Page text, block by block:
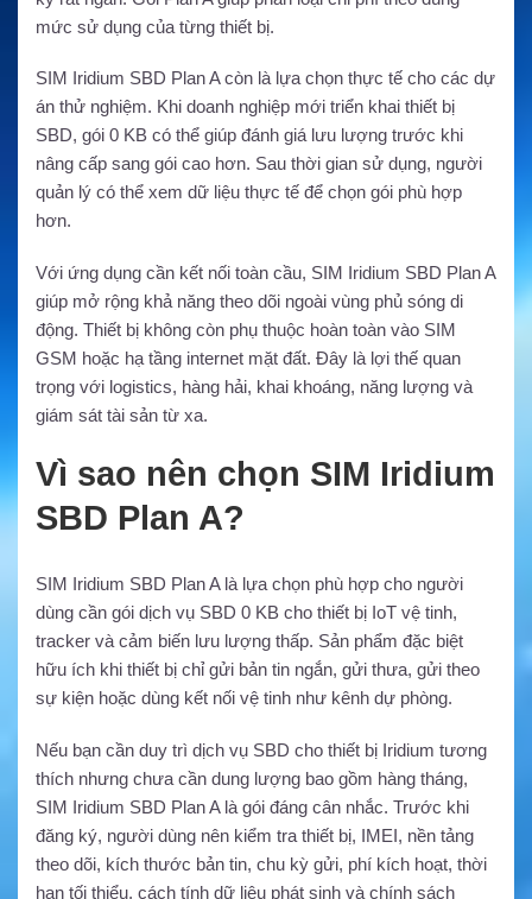
mức sử dụng của từng thiết bị.
SIM Iridium SBD Plan A còn là lựa chọn thực tế cho các dự
án thử nghiệm. Khi doanh nghiệp mới triển khai thiết bị
SBD, gói 0 KB có thể giúp đánh giá lưu lượng trước khi
nâng cấp sang gói cao hơn. Sau thời gian sử dụng, người
quản lý có thể xem dữ liệu thực tế để chọn gói phù hợp
hơn.
Với ứng dụng cần kết nối toàn cầu, SIM Iridium SBD Plan A
giúp mở rộng khả năng theo dõi ngoài vùng phủ sóng di
động. Thiết bị không còn phụ thuộc hoàn toàn vào SIM
GSM hoặc hạ tầng internet mặt đất. Đây là lợi thế quan
trọng với logistics, hàng hải, khai khoáng, năng lượng và
giám sát tài sản từ xa.
Vì sao nên chọn SIM Iridium
SBD Plan A?
SIM Iridium SBD Plan A là lựa chọn phù hợp cho người
dùng cần gói dịch vụ SBD 0 KB cho thiết bị IoT vệ tinh,
tracker và cảm biến lưu lượng thấp. Sản phẩm đặc biệt
hữu ích khi thiết bị chỉ gửi bản tin ngắn, gửi thưa, gửi theo
sự kiện hoặc dùng kết nối vệ tinh như kênh dự phòng.
Nếu bạn cần duy trì dịch vụ SBD cho thiết bị Iridium tương
thích nhưng chưa cần dung lượng bao gồm hàng tháng,
SIM Iridium SBD Plan A là gói đáng cân nhắc. Trước khi
đăng ký, người dùng nên kiểm tra thiết bị, IMEI, nền tảng
theo dõi, kích thước bản tin, chu kỳ gửi, phí kích hoạt, thời
hạn tối thiểu, cách tính dữ liệu phát sinh và chính sách